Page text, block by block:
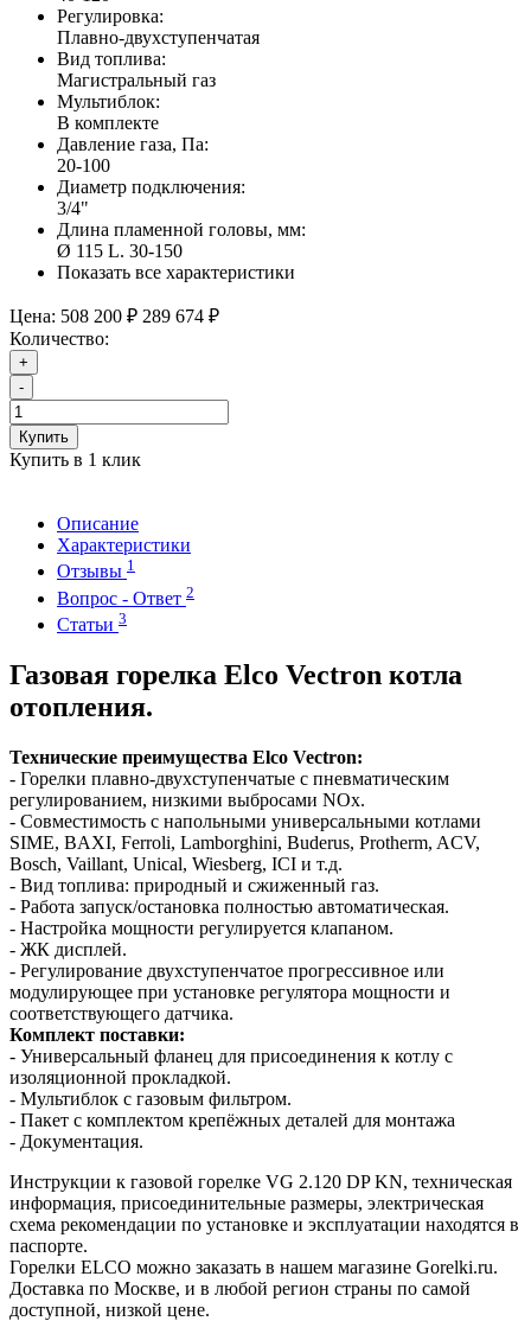
Регулировка:
Плавно-двухступенчатая
Вид топлива:
Магистральный газ
Мультиблок:
В комплекте
Давление газа, Па:
20-100
Диаметр подключения:
3/4"
Длина пламенной головы, мм:
Ø 115 L. 30-150
Показать все характеристики
Цена: 508 200 ₽ 289 674 ₽
Количество:
+
-
Купить
Купить в 1 клик
Описание
Характеристики
Отзывы 1
Вопрос - Ответ 2
Статьи 3
Газовая горелка Elco Vectron котла
отопления.
Технические преимущества Elco Vectron:
- Горелки плавно-двухступенчатые с пневматическим
регулированием, низкими выбросами NOx.
- Совместимость с напольными универсальными котлами
SIME, BAXI, Ferroli, Lamborghini, Buderus, Protherm, ACV,
Bosch, Vaillant, Unical, Wiesberg, ICI и т.д.
- Вид топлива: природный и сжиженный газ.
- Работа запуск/остановка полностью автоматическая.
- Настройка мощности регулируется клапаном.
- ЖК дисплей.
- Регулирование двухступенчатое прогрессивное или
модулирующее при установке регулятора мощности и
соответствующего датчика.
Комплект поставки:
- Универсальный фланец для присоединения к котлу с
изоляционной прокладкой.
- Мультиблок с газовым фильтром.
- Пакет с комплектом крепёжных деталей для монтажа
- Документация.
Инструкции к газовой горелке VG 2.120 DP KN, техническая
информация, присоединительные размеры, электрическая
схема рекомендации по установке и эксплуатации находятся в
паспорте.
Горелки ELCO можно заказать в нашем магазине Gorelki.ru.
Доставка по Москве, и в любой регион страны по самой
доступной, низкой цене.